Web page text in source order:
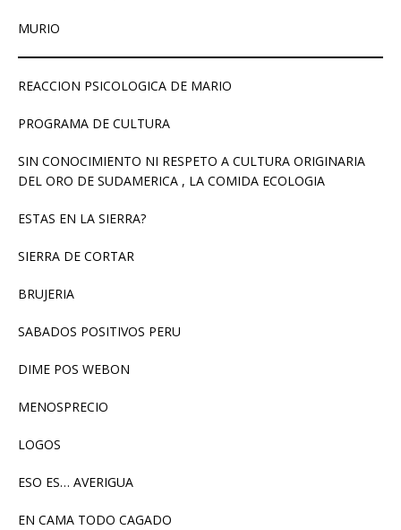
MURIO
REACCION PSICOLOGICA DE MARIO
PROGRAMA DE CULTURA
SIN CONOCIMIENTO NI RESPETO A CULTURA ORIGINARIA
DEL ORO DE SUDAMERICA , LA COMIDA ECOLOGIA
ESTAS EN LA SIERRA?
SIERRA DE CORTAR
BRUJERIA
SABADOS POSITIVOS PERU
DIME POS WEBON
MENOSPRECIO
LOGOS
ESO ES… AVERIGUA
EN CAMA TODO CAGADO